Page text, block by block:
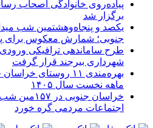
پیاده‌روی خانوادگی اصحاب
برگزار شد
یکصد و پنجاه‌وهشتمین شب
جنوبی؛ شمارش معکوس برای
طرح ساماندهی ترافیکی
شهرداری بیرجند قرار گرفت
بهره‌مندی ۱۱ روستای
ماهه نخست سال ۱۴۰۵
خراسان
اجتماعات مردمی گره خورد